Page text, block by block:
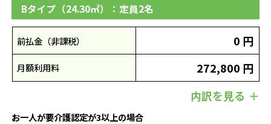
Bタイプ（24.30㎡）：定員2名
前払金（非課税） 0 円
月額利用料
272,800 円
内訳を見る
お一人が要介護認定が3以上の場合